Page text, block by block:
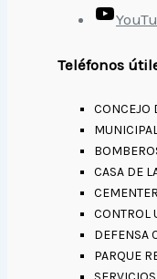
Teléfonos
CONCEJO
CASA DE
DEFENSA
PARQUE